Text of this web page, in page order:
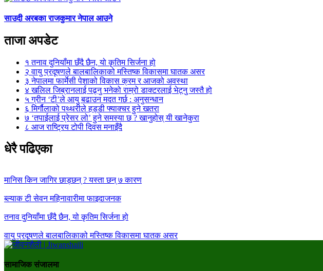
साउदी अरबका राजकुमार नेपाल आउने
ताजा अपडेट
१ तनाव दुनियाँमा छँदै छैन, यो कृतिम सिर्जना हो
२ वायु प्रदूषणले बालबालिकाको मस्तिष्क विकासमा घातक असर
३ नेपालमा फार्मेसी पेशाको विकास क्रम र आजको अवस्था
४ खलिल जिब्रानलाई पढ्नु भनेको राम्रो डाक्टरलाई भेट्नु जस्तै हो
५ग्रीन ‘टी’ले आयु बढाउन मदत गर्छ : अनुसन्धान
६ मिर्गौलाको पथ्थरीले हड्डी फ्याक्चर हुने खतरा
७ ‘तपाईलाई प्रेसर लो’ हुने समस्या छ ? खानुहोस् यी खानेकुरा
८ आज राष्ट्रिय टोपी दिवस मनाइँदै
धेरै पढिएका
मानिस किन जागिर छाड्छन् ? यस्ता छन् ७ कारण
ब्ल्याक टी सेवन महिनावारीमा फाइदाजनक
तनाव दुनियाँमा छँदै छैन, यो कृतिम सिर्जना हो
वायु प्रदूषणले बालबालिकाको मस्तिष्क विकासमा घातक असर
सामाजिक संजालमा